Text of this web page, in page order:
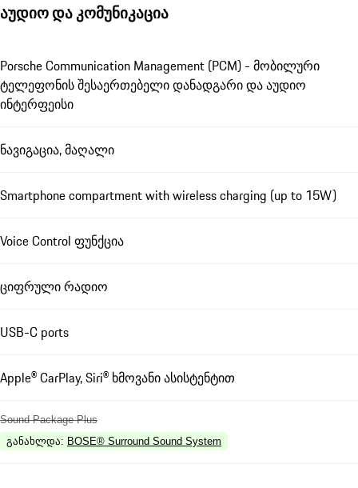
აუდიო და კომუნიკაცია
Porsche Communication Management (PCM) - მობილური
ტელეფონის შესაერთებელი დანადგარი და აუდიო
ინტერფეისი
ნავიგაცია, მაღალი
Smartphone compartment with wireless charging (up to 15W)
Voice Control ფუნქცია
ციფრული რადიო
USB-C ports
Apple® CarPlay, Siri® ხმოვანი ასისტენტით
Sound Package Plus
განახლდა: BOSE® Surround Sound System